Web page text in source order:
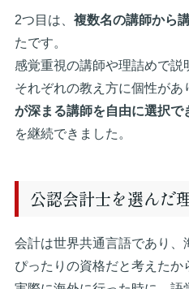
2つ目は、 複数名の講師から
たです。
感覚重視の講師や理詰めで説
それぞれの教え方に個性があ
が深まる講師を自由に選択で
を継続できました。
公認会計士を選んだ
会計は世界共通言語であり、
ぴったりの資格だと考えたか